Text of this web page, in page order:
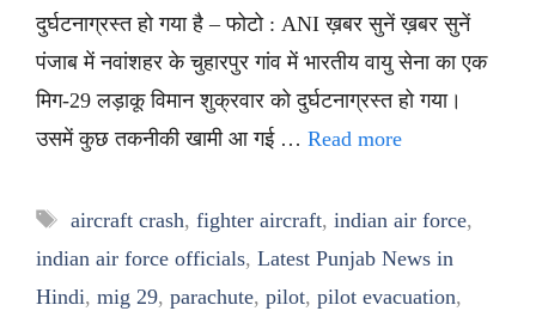
दुर्घटनाग्रस्त हो गया है – फोटो : ANI ख़बर सुनें ख़बर सुनें
पंजाब में नवांशहर के चुहारपुर गांव में भारतीय वायु सेना का एक
मिग-29 लड़ाकू विमान शुक्रवार को दुर्घटनाग्रस्त हो गया।
उसमें कुछ तकनीकी खामी आ गई … Read more
Tags
aircraft crash, fighter aircraft, indian air force,
indian air force officials, Latest Punjab News in
Hindi, mig 29, parachute, pilot, pilot evacuation,